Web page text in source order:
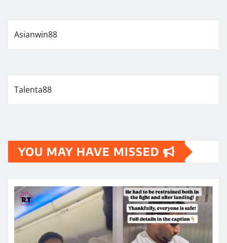
Asianwin88
Talenta88
YOU MAY HAVE MISSED